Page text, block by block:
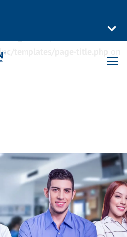
array offset on value of type
templates/page-title.php